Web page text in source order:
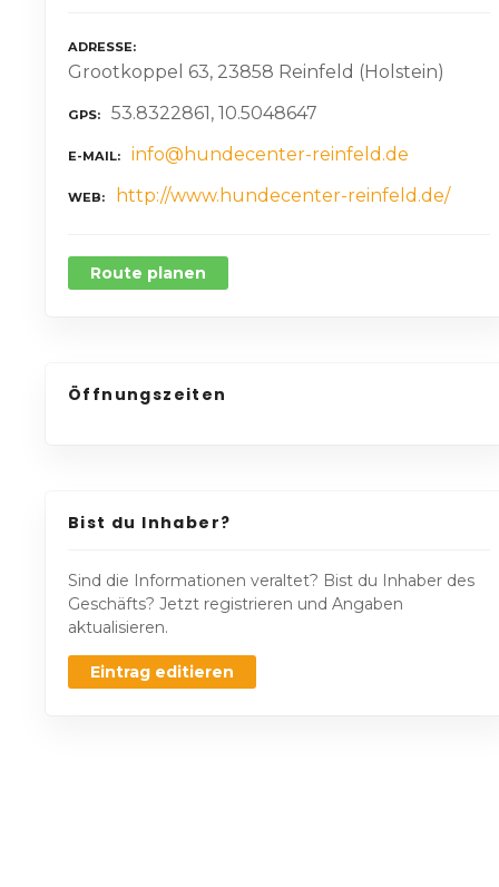
ADRESSE
Grootkoppel 63, 23858 Reinfeld (Holstein)
GPS 53.8322861, 10.5048647
E-MAIL info@hundecenter-reinfeld.de
WEB http://www.hundecenter-reinfeld.de/
Route planen
Öffnungszeiten
Bist du Inhaber?
Sind die Informationen veraltet? Bist du Inhaber des
Geschäfts? Jetzt registrieren und Angaben
aktualisieren.
Eintrag editieren